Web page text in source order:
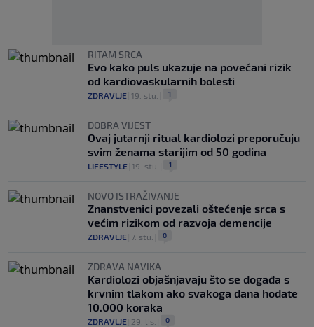
RITAM SRCA
Evo kako puls ukazuje na povećani rizik
od kardiovaskularnih bolesti
ZDRAVLJE 19. stu. 1
DOBRA VIJEST
Ovaj jutarnji ritual kardiolozi preporučuju
svim ženama starijim od 50 godina
LIFESTYLE 19. stu. 1
NOVO ISTRAŽIVANJE
Znanstvenici povezali oštećenje srca s
većim rizikom od razvoja demencije
ZDRAVLJE 7. stu. 0
ZDRAVA NAVIKA
Kardiolozi objašnjavaju što se događa s
krvnim tlakom ako svakoga dana hodate
10.000 koraka
ZDRAVLJE 29. lis. 0